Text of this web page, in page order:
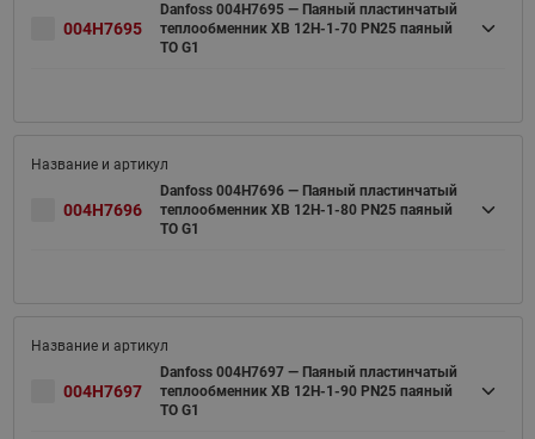
004H7695
Danfoss 004H7695 — Паяный пластинчатый
теплообменник XB 12H-1-70 PN25 паяный
ТО G1
004H7696
Danfoss 004H7696 — Паяный пластинчатый
теплообменник XB 12H-1-80 PN25 паяный
ТО G1
004H7697
Danfoss 004H7697 — Паяный пластинчатый
теплообменник XB 12H-1-90 PN25 паяный
ТО G1